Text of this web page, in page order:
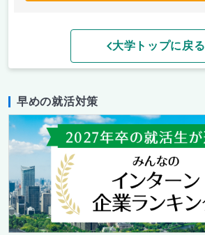
大学トップに戻る
早めの就活対策